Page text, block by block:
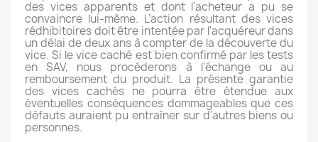
des vices apparents et dont l'acheteur a pu se
convaincre lui-même. L’action résultant des vices
rédhibitoires doit être intentée par l'acquéreur dans
un délai de deux ans à compter de la découverte du
vice. Si le vice caché est bien confirmé par les tests
en SAV, nous procéderons à l'échange ou au
remboursement du produit. La présente garantie
des vices cachés ne pourra être étendue aux
éventuelles conséquences dommageables que ces
défauts auraient pu entraîner sur d'autres biens ou
personnes.